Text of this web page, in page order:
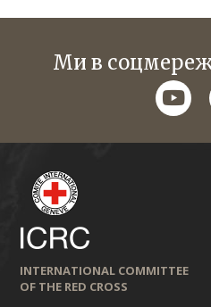
ЧИТАТИ
Ми в
INTERNATIONAL COMMITTEE
OF THE RED CROSS